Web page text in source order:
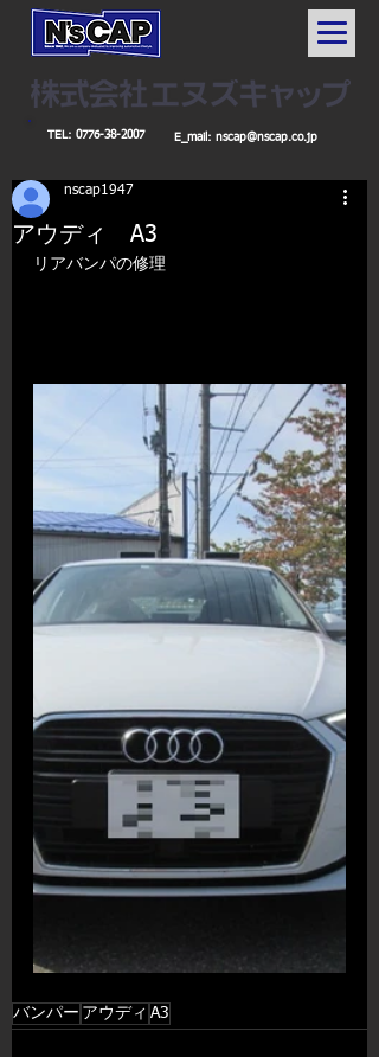
TEL: 0776-38-2007 E_mail: nscap@nscap.co.jp
アウディ A3
nscap1947
リアバンパの修理
バンパー アウディ A3